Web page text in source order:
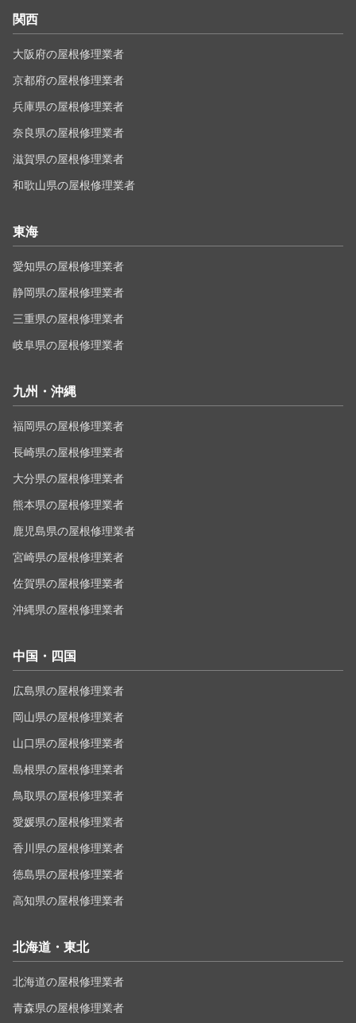
関西
大阪府の屋根修理業者
京都府の屋根修理業者
兵庫県の屋根修理業者
奈良県の屋根修理業者
滋賀県の屋根修理業者
和歌山県の屋根修理業者
東海
愛知県の屋根修理業者
静岡県の屋根修理業者
三重県の屋根修理業者
岐阜県の屋根修理業者
九州・沖縄
福岡県の屋根修理業者
長崎県の屋根修理業者
大分県の屋根修理業者
熊本県の屋根修理業者
鹿児島県の屋根修理業者
宮崎県の屋根修理業者
佐賀県の屋根修理業者
沖縄県の屋根修理業者
中国・四国
広島県の屋根修理業者
岡山県の屋根修理業者
山口県の屋根修理業者
島根県の屋根修理業者
鳥取県の屋根修理業者
愛媛県の屋根修理業者
香川県の屋根修理業者
徳島県の屋根修理業者
高知県の屋根修理業者
北海道・東北
北海道の屋根修理業者
青森県の屋根修理業者